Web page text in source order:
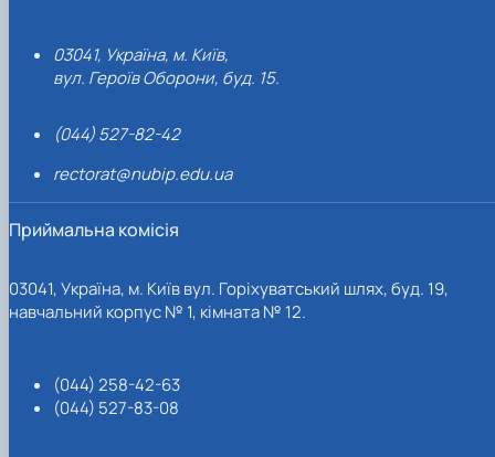
03041, Україна, м. Київ,
вул. Героїв Оборони, буд. 15.
(044) 527-82-42
rectorat@nubip.edu.ua
Приймальна комісія
03041, Україна, м. Київ вул. Горіхуватський шлях, буд. 19,
навчальний корпус № 1, кімната № 12.
(044) 258-42-63
(044) 527-83-08